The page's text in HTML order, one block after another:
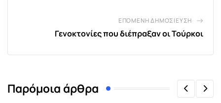
ΕΠΌΜΕΝΗ ΔΗΜΟΣΊΕΥΣΗ
Γενοκτονίες που διέπραξαν οι Τούρκοι
Παρόμοια άρθρα